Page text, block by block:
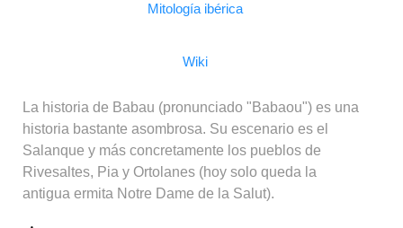
Link
Mitología ibérica
Wiki
La historia de Babau (pronunciado "Babaou") es una
historia bastante asombrosa. Su escenario es el
Salanque y más concretamente los pueblos de
Rivesaltes, Pia y Ortolanes (hoy solo queda la
antigua ermita Notre Dame de la Salut).